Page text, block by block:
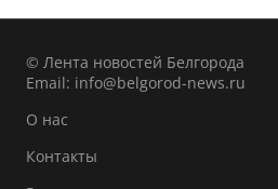
© Лента новостей Белгорода
Email: info@belgorod-news.ru
О нас
Контакты